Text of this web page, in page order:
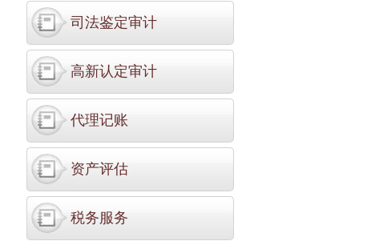
司法鉴定审计
高新认定审计
代理记账
资产评估
税务服务